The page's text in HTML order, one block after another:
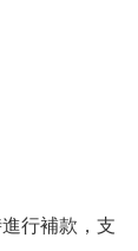
行補款，支